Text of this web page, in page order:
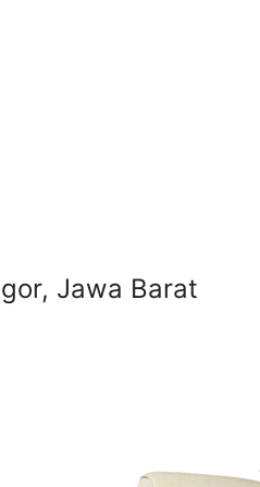
Jawa Barat